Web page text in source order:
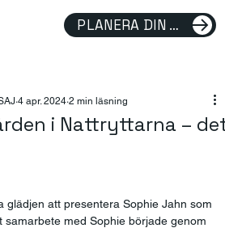
PLANERA DIN FÖRELÄSNING
i Nattryttarna –
4 apr. 2024 2 min läsning
5 stjärnor.
glädjen att presentera Sophie Jahn som
samarbete med Sophie började genom